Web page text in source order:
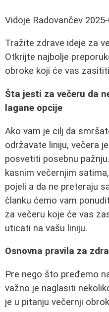
Vidoje Radovančev
Tražite zdrave ideje za
Otkrijte najbolje
obroke koji će vas
Šta jesti za večeru da
lagane opcije
Ako vam je cilj da
održavate liniju, večera
posvetiti posebnu
kasnim večernjim
pojeli a da ne preteraju
članku ćemo vam
za večeru koje će vas
uticati na vašu liniju.
Osnovna pravila za
Pre nego što pređemo
važno je naglasiti
je u pitanju večernji